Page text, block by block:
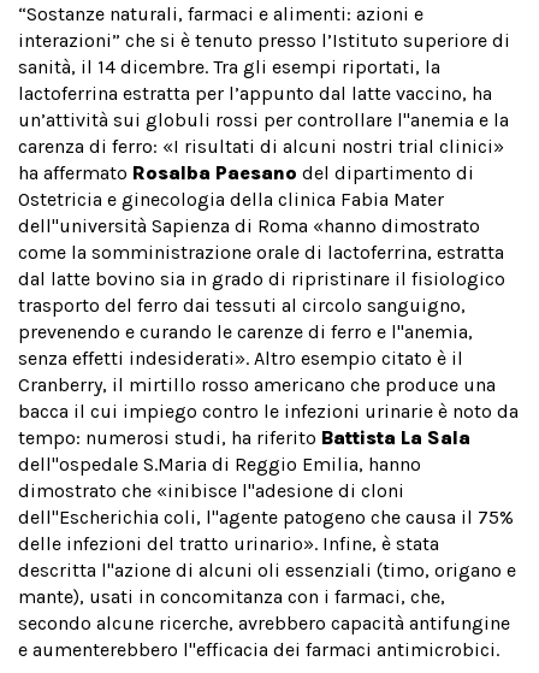
“Sostanze naturali, farmaci e alimenti: azioni e
interazioni” che si è tenuto presso l’Istituto superiore di
sanità, il 14 dicembre. Tra gli esempi riportati, la
lactoferrina estratta per l’appunto dal latte vaccino, ha
un’attività sui globuli rossi per controllare l''anemia e la
carenza di ferro: «I risultati di alcuni nostri trial clinici»
ha affermato Rosalba Paesano del dipartimento di
Ostetricia e ginecologia della clinica Fabia Mater
dell''università Sapienza di Roma «hanno dimostrato
come la somministrazione orale di lactoferrina, estratta
dal latte bovino sia in grado di ripristinare il fisiologico
trasporto del ferro dai tessuti al circolo sanguigno,
prevenendo e curando le carenze di ferro e l''anemia,
senza effetti indesiderati». Altro esempio citato è il
Cranberry, il mirtillo rosso americano che produce una
bacca il cui impiego contro le infezioni urinarie è noto da
tempo: numerosi studi, ha riferito Battista La Sala
dell''ospedale S.Maria di Reggio Emilia, hanno
dimostrato che «inibisce l''adesione di cloni
dell''Escherichia coli, l''agente patogeno che causa il 75%
delle infezioni del tratto urinario». Infine, è stata
descritta l''azione di alcuni oli essenziali (timo, origano e
mante), usati in concomitanza con i farmaci, che,
secondo alcune ricerche, avrebbero capacità antifungine
e aumenterebbero l''efficacia dei farmaci antimicrobici.